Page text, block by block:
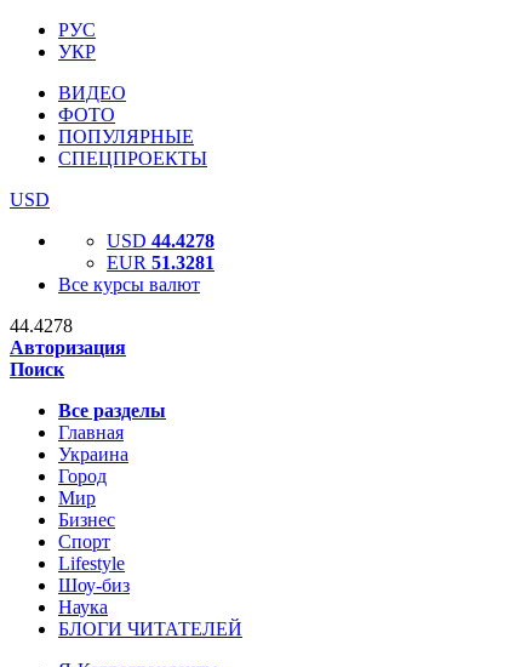
РУС
УКР
ВИДЕО
ФОТО
ПОПУЛЯРНЫЕ
СПЕЦПРОЕКТЫ
USD
USD 44.4278
EUR 51.3281
Все курсы валют
44.4278
Авторизация
Поиск
Все разделы
Главная
Украина
Город
Мир
Бизнес
Спорт
Lifestyle
Шоу-биз
Наука
БЛОГИ ЧИТАТЕЛЕЙ